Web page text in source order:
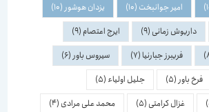
امیر جوانبخت(10) یزدان هوشور(10)
داریوش زمانی(9) ایرج اعتصام(9)
فریبرز جبارنیا(7) سیروس باور (6)
فرخ باور (5) جلیل اولیاء(5)
غزال کرامتی(5) محمد علی مرادی(4)